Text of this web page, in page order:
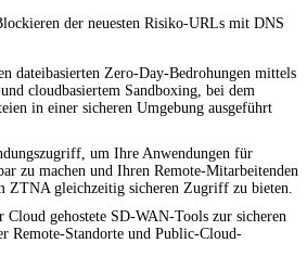
der neuesten Risiko-URLs mit DNS
dateibasierten Zero-Day-Bedrohungen mittels
cloudbasiertem Sandboxing, bei dem
in einer sicheren Umgebung ausgeführt
um Ihre Anwendungen für
zu machen und Ihren Remote-Mitarbeitenden
ZTNA gleichzeitig sicheren Zugriff zu bieten.
Cloud gehostete SD-WAN-Tools zur sicheren
Remote-Standorte und Public-Cloud-